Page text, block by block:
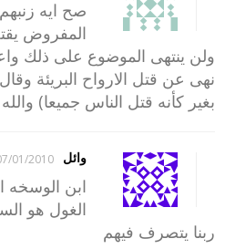
صح ايه
المفروض
ولن ينتهى الموضوع على ذلك
نهى عن قتل الارواح البريئة
بغير كأنه قتل الناس جميعا)
وائل 01/2010 16:04
ابن الوسخه
الغول هو
ربنا يتصرف فيهم